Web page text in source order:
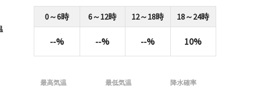
0～6時 6～12時 12～18時 18～24時
--% --% --% 10%
最高気温 最低気温 降水確率